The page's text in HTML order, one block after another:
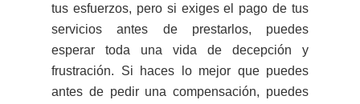
tus esfuerzos, pero si exiges el pago de tus
servicios antes de prestarlos, puedes
esperar toda una vida de decepción y
frustración. Si haces lo mejor que puedes
antes de pedir una compensación, puedes